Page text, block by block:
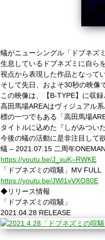
蟻がニューシングル「ドブネズ
生息しているドブネズミに自ら
視点から表現した作品となってい
そして先日、およそ30秒の映像
この映像は、【B-TYPE】に収
高田馬場AREAはヴィジュアル
標の一つでもある「高田馬場
タイトルに込めた『しがみつい
今後の蟻の活動に是非注目して欲
蟻 – 2021.07.15 二周年
https://youtu.be/J_xuK–RWKE
「ドブネズミの喧騒」MV FULL
https://youtu.be/JWl1vVXO80E
◆リリース情報
「ドブネズミの喧騒」
2021.04.28 RELEASE